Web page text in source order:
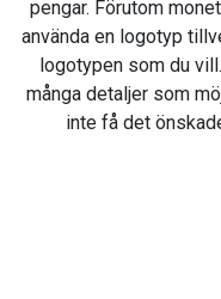
pengar. Förutom
använda en logotyp
logotypen som du
många detaljer som
inte få det